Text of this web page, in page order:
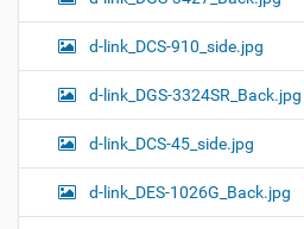
d-link_DCS-910_side.jpg
d-link_DGS-3324SR_Back.jpg
d-link_DCS-45_side.jpg
d-link_DES-1026G_Back.jpg